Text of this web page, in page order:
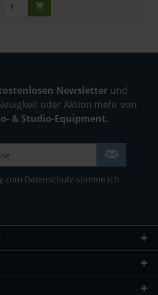
Newsletter und
oder Aktion mehr von
& Studio-Equipment.
zum Datenschutz stimme ich